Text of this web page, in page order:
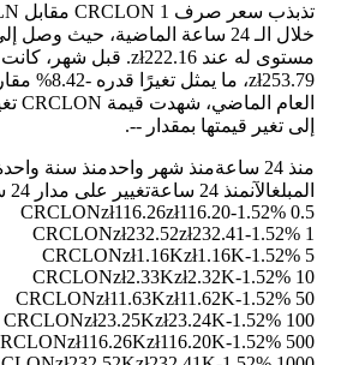
تذبذب سعر صرف 1 CRCLON مقابل PLN بمقدار
zł253.79، ما يمثل تغيرًا قدره
-8.42%
العام الماضي، شهدت قيمة CRCLON تغيرًا قدره
إلى تغير قيمتها بمقدار --
.
منذ 24 ساعة منذ شهر واحدمنذ سنة
المبلغالآنمنذ 24 ساعة
تغيير على مدار 24 ساعة
0.5 CRCLON
zł116.26zł116.20-1.52%
1 CRCLON
zł232.52zł232.41-1.52%
5 CRCLON
zł1.16Kzł1.16K-1.52%
10 CRCLON
zł2.33Kzł2.32K-1.52%
50 CRCLON
zł11.63Kzł11.62K-1.52%
100 CRCLON
zł23.25Kzł23.24K-1.52%
500 CRCLON
zł116.26Kzł116.20K-1.52%